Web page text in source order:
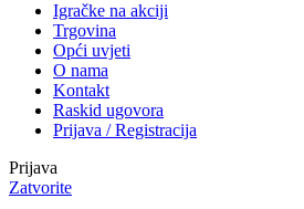
Igračke na akciji
Trgovina
Opći uvjeti
O nama
Kontakt
Raskid ugovora
Prijava / Registracija
Prijava
Zatvorite